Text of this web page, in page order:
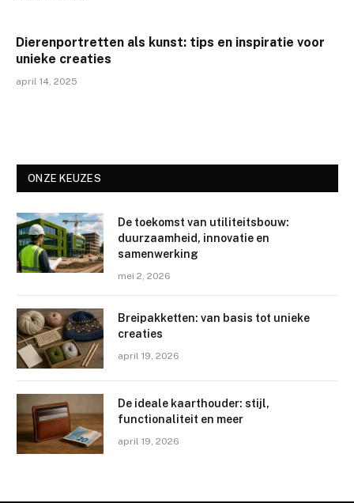
Dierenportretten als kunst: tips en inspiratie voor
unieke creaties
april 14, 2025
ONZE KEUZES
De toekomst van utiliteitsbouw:
duurzaamheid, innovatie en
samenwerking
mei 2, 2026
Breipakketten: van basis tot unieke
creaties
april 19, 2026
De ideale kaarthouder: stijl,
functionaliteit en meer
april 19, 2026